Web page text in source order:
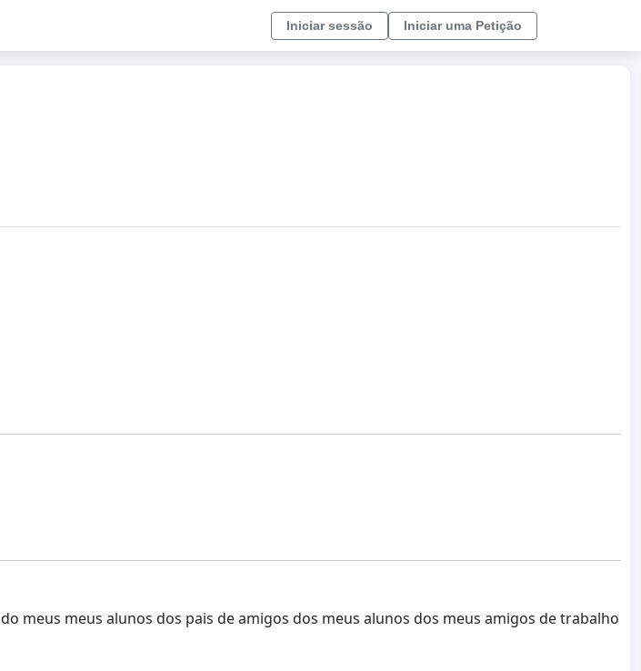
Iniciar sessão Iniciar uma Petição
meus meus alunos dos pais de amigos dos meus alunos dos meus amigos de trabalho